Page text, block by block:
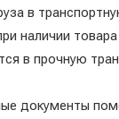
в
наличии товара
в прочную
документы